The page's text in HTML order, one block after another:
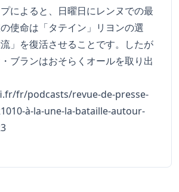
によると、日曜日にレンヌでの最
使命は「タテイン」リヨンの選
」を復活させることです。したが
ブランはおそらくオールを取り出
fr/podcasts/revue-de-presse-
à-la-une-la-bataille-autour-